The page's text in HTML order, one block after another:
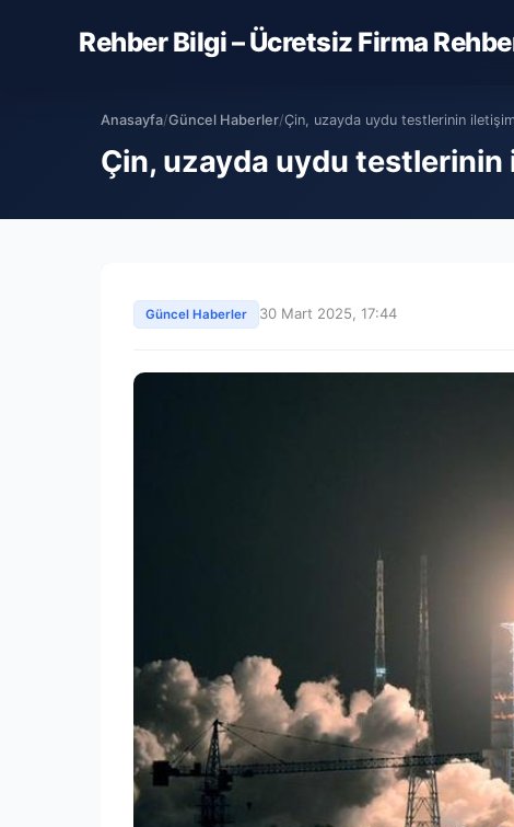
Rehber Bilgi – Ücretsiz Firma
Anasayfa/Güncel Haberler/Çin, uzayda uydu testlerinin
Çin, uzayda uydu
Güncel Haberler 30 Mart 2025, 17:44